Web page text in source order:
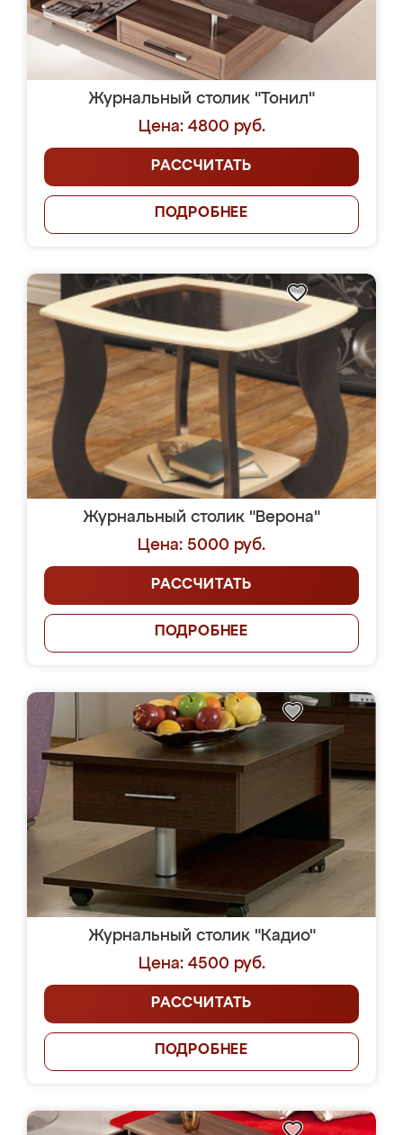
Журнальный столик "Тонил"
Цена: 4800 руб.
РАССЧИТАТЬ
ПОДРОБНЕЕ
Журнальный столик "Верона"
Цена: 5000 руб.
РАССЧИТАТЬ
ПОДРОБНЕЕ
Журнальный столик "Кадио"
Цена: 4500 руб.
РАССЧИТАТЬ
ПОДРОБНЕЕ